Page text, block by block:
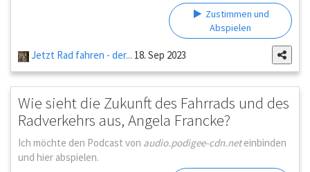
Zustimmen und
Abspielen
Jetzt Rad fahren - der... 18. Sep 2023
Wie sieht die Zukunft des Fahrrads und des
Radverkehrs aus, Angela Francke?
Ich möchte den Podcast von audio.podigee-cdn.neteinbinden
und hier abspielen.